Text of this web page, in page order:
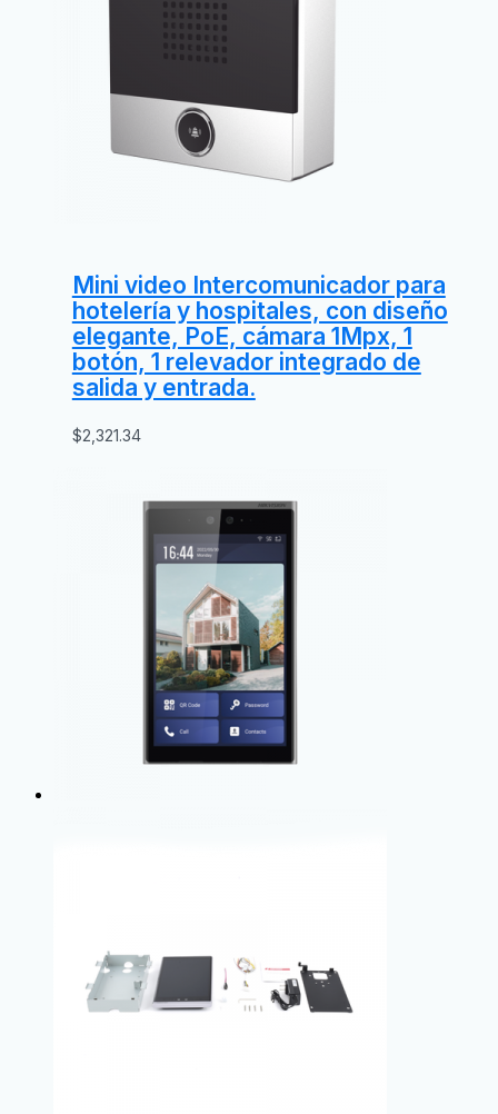
Mini video Intercomunicador para
hotelería y hospitales, con diseño
elegante, PoE, cámara 1Mpx, 1
botón, 1 relevador integrado de
salida y entrada.
$2,321.34